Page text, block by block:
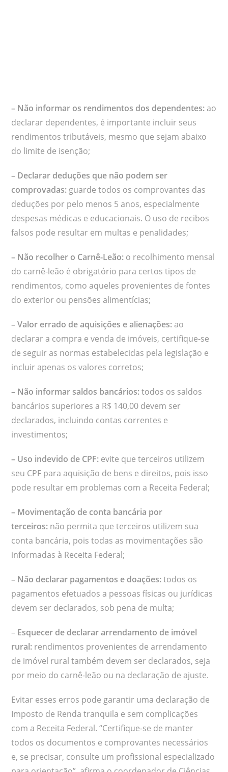
– Não informar os rendimentos dos dependentes:ao
declarar dependentes, é importante incluir seus
rendimentos tributáveis, mesmo que sejam abaixo
do limite de isenção;
– Declarar deduções que não podem ser
comprovadas: guarde todos os comprovantes das
deduções por pelo menos 5 anos, especialmente
despesas médicas e educacionais. O uso de recibos
falsos pode resultar em multas e penalidades;
– Não recolher o Carnê-Leão: o recolhimento mensal
do carnê-leão é obrigatório para certos tipos de
rendimentos, como aqueles provenientes de fontes
do exterior ou pensões alimentícias;
– Valor errado de aquisições e alienações:ao
declarar a compra e venda de imóveis, certifique-se
de seguir as normas estabelecidas pela legislação e
incluir apenas os valores corretos;
– Não informar saldos bancários:todos os saldos
bancários superiores a R$ 140,00 devem ser
declarados, incluindo contas correntes e
investimentos;
– Uso indevido de CPF: evite que terceiros utilizem
seu CPF para aquisição de bens e direitos, pois isso
pode resultar em problemas com a Receita Federal;
– Movimentação de conta bancária por
terceiros: não permita que terceiros utilizem sua
conta bancária, pois todas as movimentações são
informadas à Receita Federal;
– Não declarar pagamentos e doações:todos os
pagamentos efetuados a pessoas físicas ou jurídicas
devem ser declarados, sob pena de multa;
– Esquecer de declarar arrendamento de imóvel
rural: rendimentos provenientes de arrendamento
de imóvel rural também devem ser declarados, seja
por meio do carnê-leão ou na declaração de ajuste.
Evitar esses erros pode garantir uma declaração de
Imposto de Renda tranquila e sem complicações
com a Receita Federal. “Certifique-se de manter
todos os documentos e comprovantes necessários
e, se precisar, consulte um profissional especializado